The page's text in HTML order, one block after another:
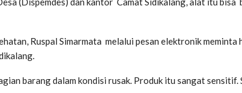
Ruspal Simarmata melalui pesan elektronik
barang dalam kondisi rusak. Produk itu sangat